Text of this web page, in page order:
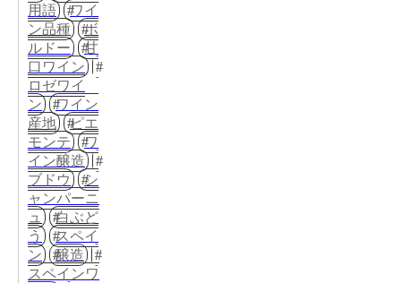
用語
ワイ
ン品種
ボ
ルドー
甘
口ワイン
ロゼワイ
ン
ワイン
産地
ピエ
モンテ
ワ
イン醸造
ブドウ
シ
ャンパーニ
ュ
白ぶど
う
スペイ
ン
醸造
スペインワ